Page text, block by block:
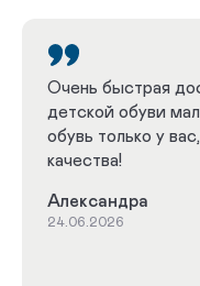
Очень быстрая
детской обуви
обувь только у
качества!
Александра
24.06.2026